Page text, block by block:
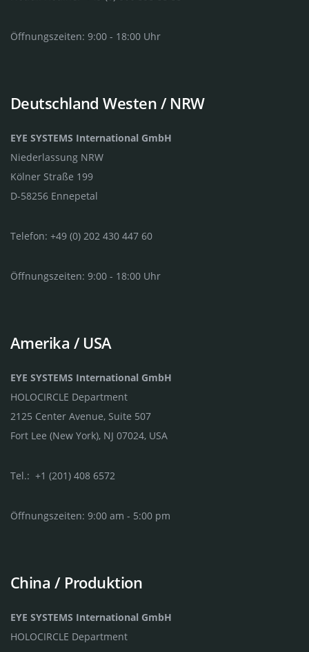
Öffnungszeiten: 9:00 - 18:00 Uhr
Deutschland Westen / NRW
EYE SYSTEMS International GmbH
Niederlassung NRW
Kölner Straße 199
D-58256 Ennepetal
Telefon: +49 (0) 202 430 447 60
Öffnungszeiten: 9:00 - 18:00 Uhr
Amerika / USA
EYE SYSTEMS International GmbH
HOLOCIRCLE Department
2125 Center Avenue, Suite 507
Fort Lee (New York), NJ 07024, USA
Tel.: +1 (201) 408 6572
Öffnungszeiten: 9:00 am - 5:00 pm
China / Produktion
EYE SYSTEMS International GmbH
HOLOCIRCLE Department